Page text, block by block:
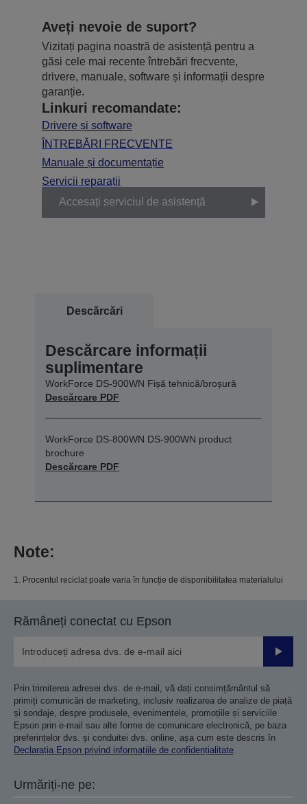
Aveți nevoie de suport?
Vizitați pagina noastră de asistență pentru a
găsi cele mai recente întrebări frecvente,
drivere, manuale, software și informații despre
garanție.
Linkuri recomandate:
Drivere și software
ÎNTREBĂRI FRECVENTE
Manuale și documentație
Servicii reparații
Accesați serviciul de asistență
Descărcări
Descărcare informații
suplimentare
WorkForce DS-900WN Fișă tehnică/broșură
Descărcare PDF
WorkForce DS-800WN DS-900WN product
brochure
Descărcare PDF
Note:
1. Procentul reciclat poate varia în funcție de disponibilitatea materialului
Rămâneți conectat cu Epson
Prin trimiterea adresei dvs. de e-mail, vă dați consimțământul să
primiți comunicări de marketing, inclusiv realizarea de analize de piață
și sondaje, despre produsele, evenimentele, promoțiile și serviciile
Epson prin e-mail sau alte forme de comunicare electronică, pe baza
preferințelor dvs. și conduitei dvs. online, așa cum este descris în
Declarația Epson privind informațiile de confidențialitate
Urmăriți-ne pe: